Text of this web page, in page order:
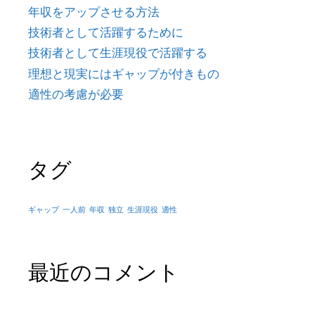
年収をアップさせる方法
技術者として活躍するために
技術者として生涯現役で活躍する
理想と現実にはギャップが付きもの
適性の考慮が必要
タグ
ギャップ 一人前 年収 独立 生涯現役 適性
最近のコメント